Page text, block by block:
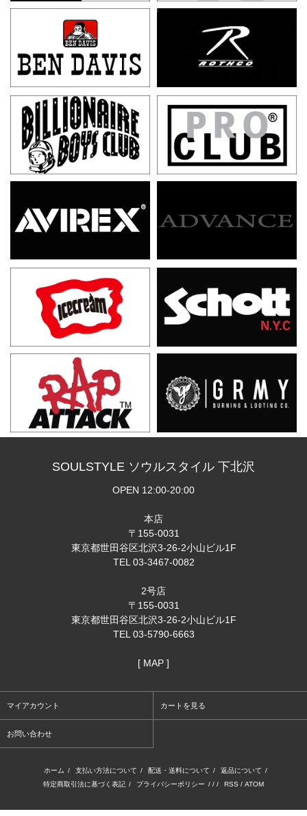
SOULSTYLE ソウルスタイル 下北沢
OPEN 12:00-20:00
本店
〒155-0031
東京都世田谷区北沢3-26-2小山ビル1F
TEL 03-3467-0082
2号店
〒155-0031
東京都世田谷区北沢3-26-2小山ビル1F
TEL 03-5790-6663
[ MAP ]
マイアカウント カートを見る
お問い合わせ
ホーム / 支払い方法について / 配送・送料について / 返品について /
特定商取引法に基づく表記 / プライバシーポリシー / / / RSS / ATOM